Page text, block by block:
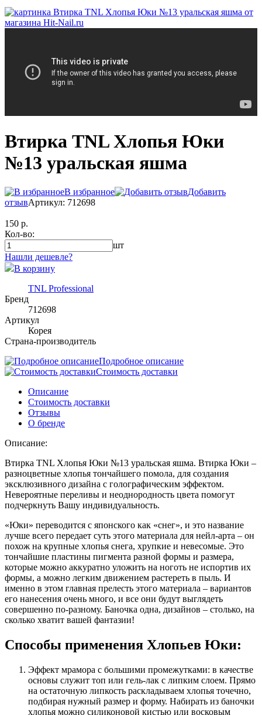
Втирка TNL Хлопья Юки
№13 уральская яшма
В избранное
Добавить
отзывАртикул: 712698
150 р.
Кол-во:
шт
Нашли дешевле?
В корзину
TNL Professional
Бренд
712698
Артикул
Корея
Страна-производитель
Подробное описание
Стоимость доставки
Описание
Стоимость доставки
Отзывы
О бренде
Описание:
Втирка TNL Хлопья Юки №13 уральская яшма. Втирка Юки –
разноцветные хлопья тончайшего помола, для создания
эксклюзивного дизайна с голографическим эффектом.
Невероятные переливы и неоднородность цвета помогут
подчеркнуть Вашу индивидуальность.
«Юки» переводится с японского как «снег», и это название
лучше всего передает суть этого материала для нейл-арта – он
похож на крупные хлопья снега, хрупкие и невесомые. Это
тончайшие пластины пигмента разной формы и размера,
которые можно аккуратно уложить на ноготь не испортив их
формы, а можно легким движением растереть в пыль. И
именно в этом главная прелесть этого материала – вариантов
его нанесения очень много, и все они будут выглядеть
совершенно по-разному. Баночка одна, дизайнов – столько, на
сколько хватит вашей фантазии!
Способы применения Хлопьев Юки:
Эффект мрамора с большими промежутками: в качестве
основы служит топ или гель-лак с липким слоем. Прямо
на остаточную липкость раскладываем хлопья точечно,
подбирая нужный размер и форму. Набирать из баночки
хлопья можно силиконовой кистью или восковым